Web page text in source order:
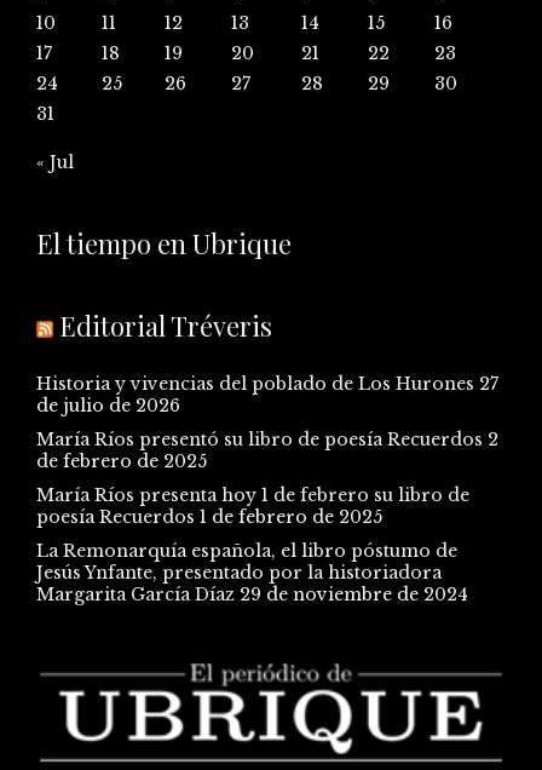
10
11 12 13 14 15
16
17
18 19 20 21 22
23
24
25 26 27 28 29
30
31
« Jul
El tiempo en Ubrique
Editorial Tréveris
Historia y vivencias del poblado de Los Hurones 27
de julio de 2026
María Ríos presentó su libro de poesía Recuerdos 2
de febrero de 2025
María Ríos presenta hoy 1 de febrero su libro de
poesía Recuerdos 1 de febrero de 2025
La Remonarquía española, el libro póstumo de
Jesús Ynfante, presentado por la historiadora
Margarita García Díaz 29 de noviembre de 2024